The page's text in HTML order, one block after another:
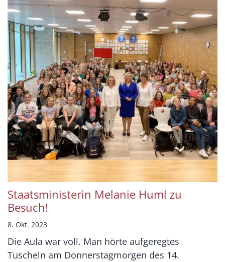
Staatsministerin Melanie Huml zu
Besuch!
8. Okt. 2023
Die Aula war voll. Man hörte aufgeregtes
Tuscheln am Donnerstagmorgen des 14.